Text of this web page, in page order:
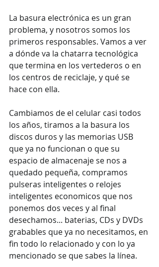
La basura electrónica es un gran
problema, y nosotros somos los
primeros responsables. Vamos a ver
a dónde va la chatarra tecnológica
que termina en los vertederos o en
los centros de reciclaje, y qué se
hace con ella.
Cambiamos de el celular casi todos
los años, tiramos a la basura los
discos duros y las memorias USB
que ya no funcionan o que su
espacio de almacenaje se nos a
quedado pequeña, compramos
pulseras inteligentes o relojes
inteligentes economicos que nos
ponemos dos veces y al final
desechamos... baterias, CDs y DVDs
grabables que ya no necesitamos, en
fin todo lo relacionado y con lo ya
mencionado se que sabes la línea.